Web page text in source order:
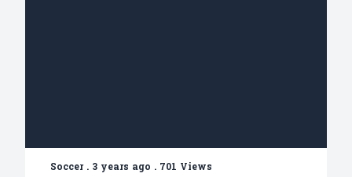
Soccer. 3 years ago . 701 Views